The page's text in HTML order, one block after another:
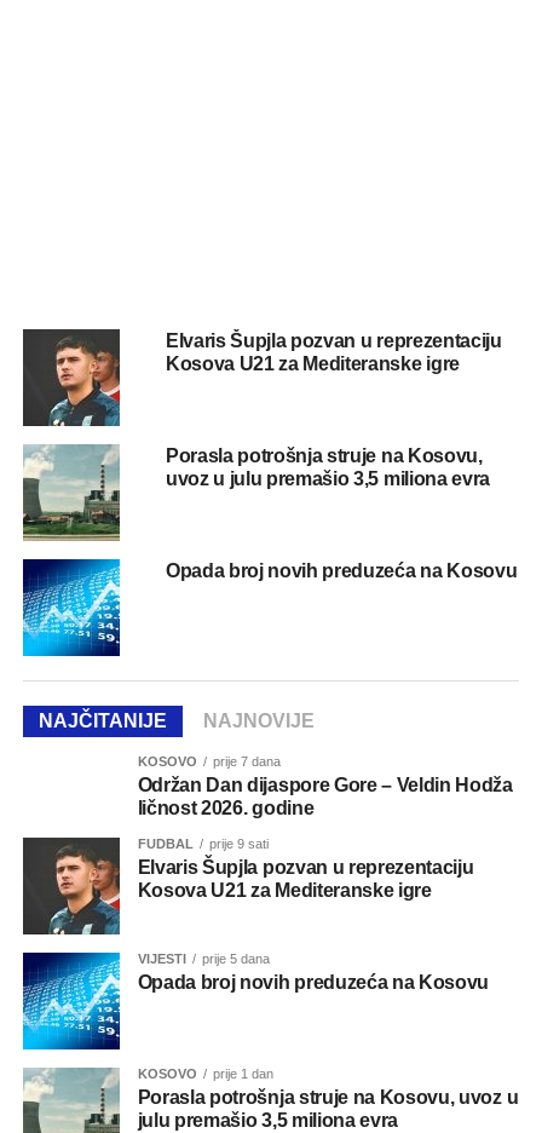
Elvaris Šupjla pozvan u reprezentaciju
Kosova U21 za Mediteranske igre
Porasla potrošnja struje na Kosovu,
uvoz u julu premašio 3,5 miliona evra
Opada broj novih preduzeća na Kosovu
NAJČITANIJE NAJNOVIJE
KOSOVO prije 7 dana
Održan Dan dijaspore Gore – Veldin Hodža
ličnost 2026. godine
FUDBAL prije 9 sati
Elvaris Šupjla pozvan u reprezentaciju
Kosova U21 za Mediteranske igre
VIJESTI prije 5 dana
Opada broj novih preduzeća na Kosovu
KOSOVO prije 1 dan
Porasla potrošnja struje na Kosovu, uvoz u
julu premašio 3,5 miliona evra